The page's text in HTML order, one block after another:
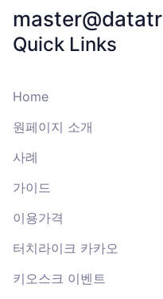
Quick Links
Home
원페이지 소개
사례
가이드
이용가격
터치라이크 카카오
키오스크 이벤트